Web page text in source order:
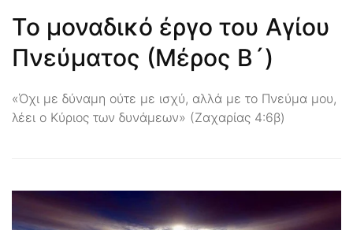
Το μοναδικό έργο του Αγίου
Πνεύματος (Μέρος Β´)
«Όχι με δύναμη ούτε με ισχύ, αλλά με το Πνεύμα μου,
λέει ο Κύριος των δυνάμεων» (Ζαχαρίας 4:6β)